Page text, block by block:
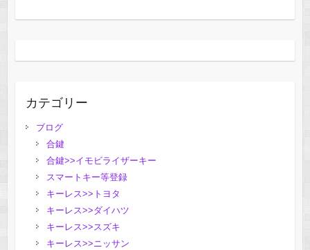
カテゴリー
ブログ
合鍵
合鍵>>イモビライザーキー
スマートキー等登録
キーレス>>トヨタ
キーレス>>ダイハツ
キーレス>>スズキ
キーレス>>ニッサン